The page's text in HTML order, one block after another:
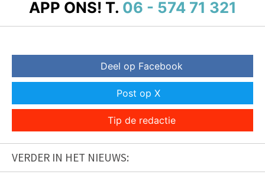
APP ONS! T. 06 - 574 71 321
Deel op Facebook
Post op X
Tip de redactie
VERDER IN HET NIEUWS: